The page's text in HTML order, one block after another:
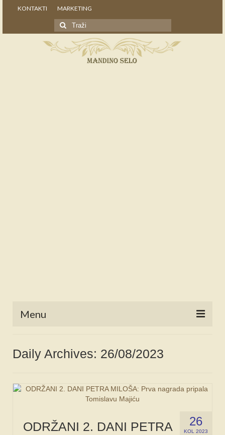
KONTAKTI MARKETING
Search
for:
Menu
NOVOSTI
STALNE RUBRIKE
IZ ARHIVE
Daily Archives: 26/08/2023
26
KOL 2023
ODRŽANI 2. DANI PETRA